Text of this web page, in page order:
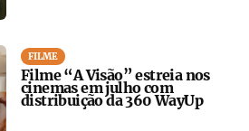
FILME
Filme “A Visão” estreia nos
cinemas em julho com
distribuição da 360 WayUp